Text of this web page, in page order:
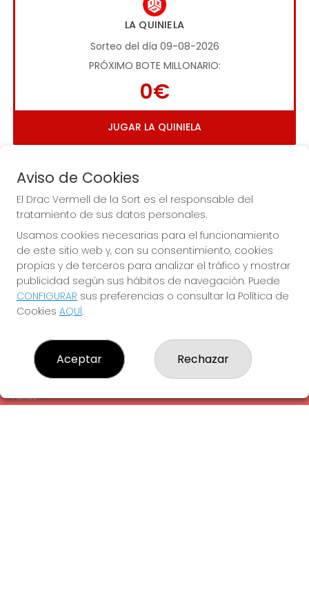
LA QUINIELA
Sorteo del día 09-08-2026
PRÓXIMO BOTE MILLONARIO:
0€
JUGAR LA QUINIELA
Imagen anterior
EL DRAC VERMELL DE LA SORT
¿Quiénes somos?
Comprar lotería
Contacto
Empresas
Peñas
Aviso de Cookies
El Drac Vermell de la Sort es el responsable del
tratamiento de sus datos personales.
Usamos cookies necesarias para el funcionamiento
de este sitio web y, con su consentimiento, cookies
propias y de terceros para analizar el tráfico y mostrar
publicidad según sus hábitos de navegación. Puede
CONFIGURAR sus preferencias o consultar la Política de
Cookies AQUÍ.
Aceptar Rechazar